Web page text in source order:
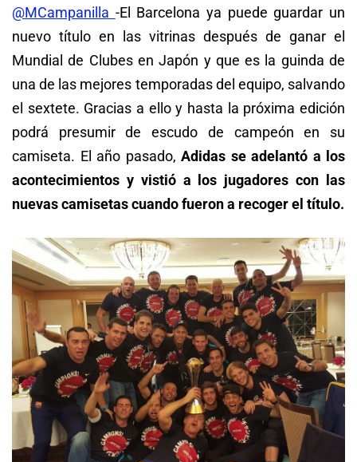
@MCampanilla -El Barcelona ya puede guardar un
nuevo título en las vitrinas después de ganar el
Mundial de Clubes en Japón y que es la guinda de
una de las mejores temporadas del equipo, salvando
el sextete. Gracias a ello y hasta la próxima edición
podrá presumir de escudo de campeón en su
camiseta. El año pasado, Adidas se adelantó a los
acontecimientos y vistió a los jugadores con las
nuevas camisetas cuando fueron a recoger el título.